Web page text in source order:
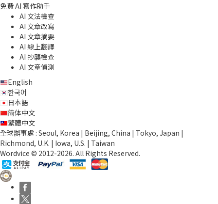
免費 AI 寫作助手
AI 文法檢查
AI 文章改寫
AI 文章摘要
AI 線上翻譯
AI 抄襲檢查
AI 文章偵測
English
한국어
日本語
简体中文
繁體中文
全球辦事處 : Seoul, Korea | Beijing, China | Tokyo, Japan |
Richmond, U.K. | Iowa, U.S. | Taiwan
Wordvice © 2012-2026. All Rights Reserved.